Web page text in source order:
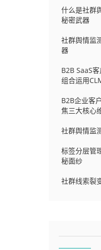
什么是社群
秘密武器
社群舆情监
器
B2B SaaS
组合运用
B2B企业客
焦三大核心
社群舆情监
标签分层管
秘面纱
社群线索裂